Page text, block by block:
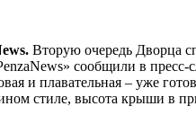
Вторую очередь Дворца
сообщили в пресс-
и плавательная – уже
стиле, высота крыши в